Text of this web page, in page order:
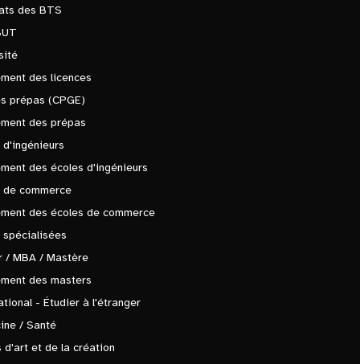
des BTS
des licences
prépas (CPGE)
des prépas
d'ingénieurs
des écoles d'ingénieurs
de commerce
des écoles de commerce
spécialisées
/ MBA / Mastère
des masters
- Étudier à l'étranger
/ Santé
d'art et de la création